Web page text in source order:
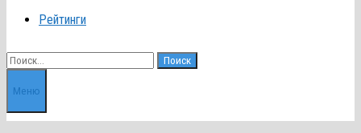
Рейтинги
Найти:
Меню